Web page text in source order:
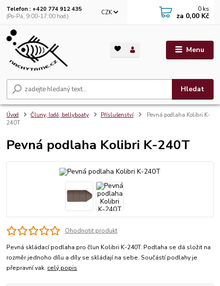
Menu
CZK
Hledat
Telefon : +420 774 912 435
(Po-Pá, 9:00-17:00 hod.)
0 ks
za 0,00 Kč
Úvod Čluny, lodě, bellyboaty Příslušenství
Pevná podlaha Kolibri K-
240T
Pevná podlaha Kolibri K-240T
Ohodnotit produkt
Pevná skládací podlaha pro člun Kolibri K-240T. Podlaha se dá složit na
rozměr jednoho dílu a díly se skládají na sebe. Součástí podlahy je
přepravní vak. celý popis